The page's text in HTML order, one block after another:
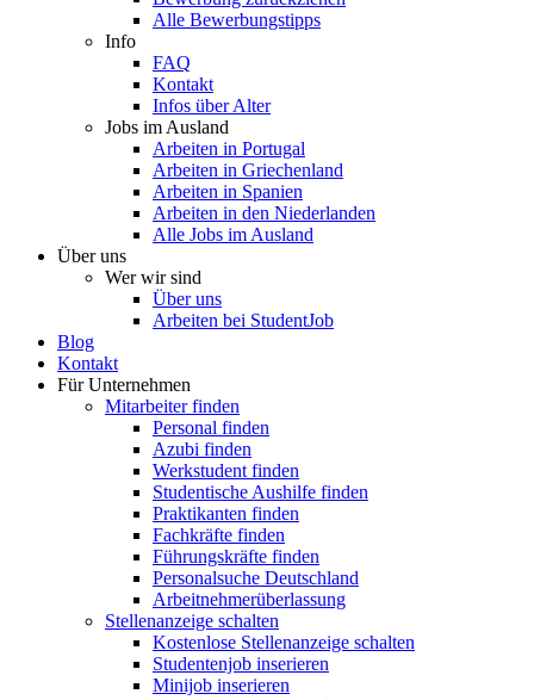
Alle Bewerbungstipps
Info
FAQ
Kontakt
Infos über Alter
Jobs im Ausland
Arbeiten in Portugal
Arbeiten in Griechenland
Arbeiten in Spanien
Arbeiten in den Niederlanden
Alle Jobs im Ausland
Über uns
Wer wir sind
Über uns
Arbeiten bei StudentJob
Blog
Kontakt
Für Unternehmen
Mitarbeiter finden
Personal finden
Azubi finden
Werkstudent finden
Studentische Aushilfe finden
Praktikanten finden
Fachkräfte finden
Führungskräfte finden
Personalsuche Deutschland
Arbeitnehmerüberlassung
Stellenanzeige schalten
Kostenlose Stellenanzeige schalten
Studentenjob inserieren
Minijob inserieren